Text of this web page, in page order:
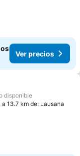
Ver precios
disponible
13.7 km de: Lausana